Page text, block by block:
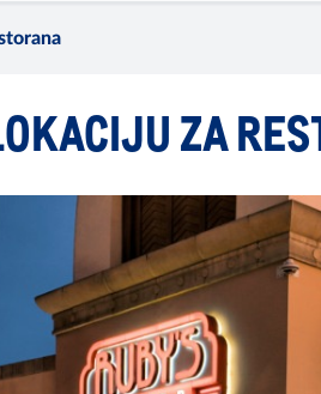
ZA